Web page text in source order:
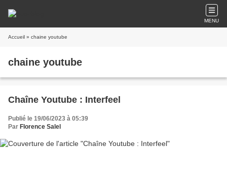
MENU
Accueil » chaine youtube
chaine youtube
Chaîne Youtube : Interfeel
Publié le 19/06/2023 à 05:39
Par Florence Salel